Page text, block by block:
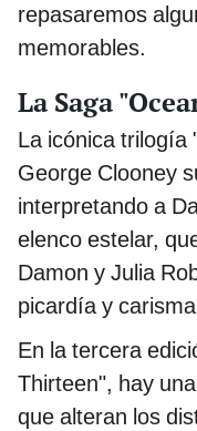
repasaremos
memorables.
La Saga
La icónica trilogía
George Clooney
interpretando a
elenco estelar,
Damon y Julia
picardía y
En la tercera
Thirteen", hay
que alteran los